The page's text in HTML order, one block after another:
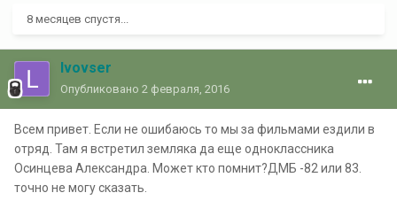
8 месяцев спустя...
lvovser
Опубликовано 2 февраля, 2016
Всем привет. Если не ошибаюсь то мы за фильмами ездили в
отряд. Там я встретил земляка да еще одноклассника
Осинцева Александра. Может кто помнит?ДМБ -82 или 83.
точно не могу сказать.